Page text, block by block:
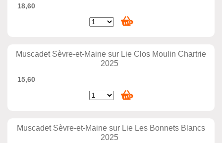
18,60
Muscadet Sèvre-et-Maine sur Lie Clos Moulin Chartrie
2025
15,60
Muscadet Sèvre-et-Maine sur Lie Les Bonnets Blancs
2025